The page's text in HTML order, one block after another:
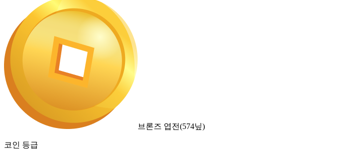
브론즈 엽전(574닢)
코인 등급